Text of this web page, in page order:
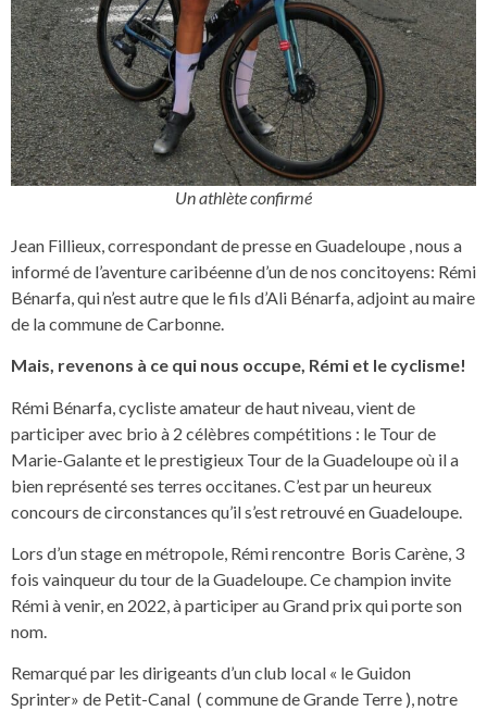
Un athlète confirmé
Jean Fillieux, correspondant de presse en Guadeloupe , nous a
informé de l’aventure caribéenne d’un de nos concitoyens: Rémi
Bénarfa, qui n’est autre que le fils d’Ali Bénarfa, adjoint au maire
de la commune de Carbonne.
Mais, revenons à ce qui nous occupe, Rémi et le cyclisme!
Rémi Bénarfa, cycliste amateur de haut niveau, vient de
participer avec brio à 2 célèbres compétitions : le Tour de
Marie-Galante et le prestigieux Tour de la Guadeloupe où il a
bien représenté ses terres occitanes. C’est par un heureux
concours de circonstances qu’il s’est retrouvé en Guadeloupe.
Lors d’un stage en métropole, Rémi rencontre Boris Carène, 3
fois vainqueur du tour de la Guadeloupe. Ce champion invite
Rémi à venir, en 2022, à participer au Grand prix qui porte son
nom.
Remarqué par les dirigeants d’un club local « le Guidon
Sprinter» de Petit-Canal ( commune de Grande Terre ), notre